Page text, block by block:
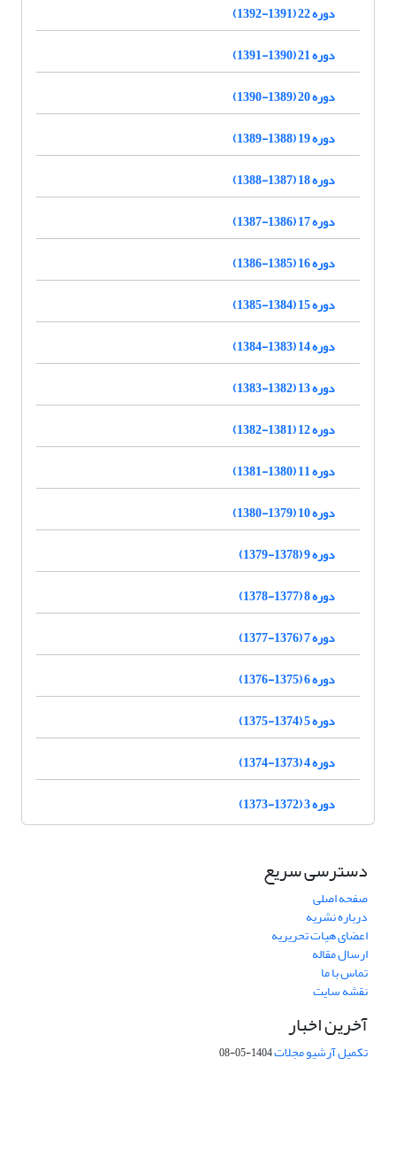
دوره 22 (1391-1392)
دوره 21 (1390-1391)
دوره 20 (1389-1390)
دوره 19 (1388-1389)
دوره 18 (1387-1388)
دوره 17 (1386-1387)
دوره 16 (1385-1386)
دوره 15 (1384-1385)
دوره 14 (1383-1384)
دوره 13 (1382-1383)
دوره 12 (1381-1382)
دوره 11 (1380-1381)
دوره 10 (1379-1380)
دوره 9 (1378-1379)
دوره 8 (1377-1378)
دوره 7 (1376-1377)
دوره 6 (1375-1376)
دوره 5 (1374-1375)
دوره 4 (1373-1374)
دوره 3 (1372-1373)
دسترسی سریع
صفحه اصلی
درباره نشریه
اعضای هیات تحریریه
ارسال مقاله
تماس با ما
نقشه سایت
آخرین اخبار
تکمیل آرشیو مجلات1404-05-08